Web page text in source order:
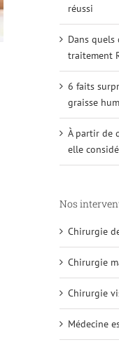
réussi
Dans quels
traitement
6 faits
graisse
À partir de
elle
Nos
Chirurgie
Chirurgie
Chirurgie
Médecine